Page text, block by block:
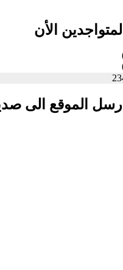
المتواجدين الأن
أرسل الموقع الى